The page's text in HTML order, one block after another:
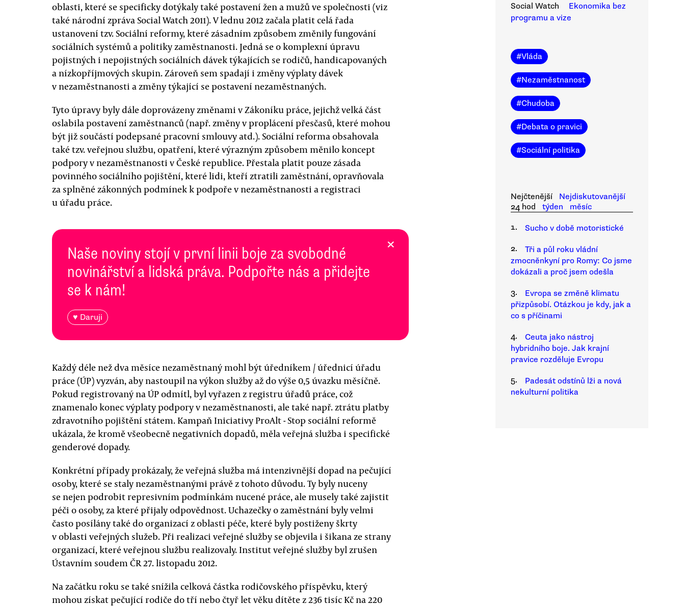
oblasti, které se specificky dotýkaly také postavení žen a mužů ve společnosti (viz
také národní zpráva Social Watch 2011). V lednu 2012 začala platit celá řada
ustanovení tzv. Sociální reformy, které zásadním způsobem změnily fungování
sociálních systémů a politiky zaměstnanosti. Jedná se o komplexní úpravu
pojistných i nepojistných sociálních dávek týkajících se rodičů, handicapovaných
a nízkopříjmových skupin. Zároveň sem spadají i změny výplaty dávek
v nezaměstnanosti a změny týkající se postavení nezaměstnaných.
Tyto úpravy byly dále doprovázeny změnami v Zákoníku práce, jejichž velká část
oslabila postavení zaměstnanců (např. změny v proplácení přesčasů, které mohou
být již součástí podepsané pracovní smlouvy atd.). Sociální reforma obsahovala
také tzv. veřejnou službu, opatření, které výrazným způsobem měnilo koncept
podpory v nezaměstnanosti v České republice. Přestala platit pouze zásada
povinného sociálního pojištění, které lidi, kteří ztratili zaměstnání, opravňovala
za splněné zákonných podmínek k podpoře v nezaměstnanosti a registraci
u úřadu práce.
Naše noviny stojí v první linii boje za svobodné
novinářství a lidská práva. Podpořte nás a přidejte
se k nám!
♥ Daruji
×
Každý déle než dva měsíce nezaměstnaný mohl být úředníkem / úřednicí úřadu
práce (ÚP) vyzván, aby nastoupil na výkon služby až do výše 0,5 úvazku měsíčně.
Pokud registrovaný na ÚP odmítl, byl vyřazen z registru úřadů práce, což
znamenalo konec výplaty podpory v nezaměstnanosti, ale také např. ztrátu platby
zdravotního pojištění státem. Kampaň Iniciativy ProAlt - Stop sociální reformě
ukázala, že kromě všeobecně negativních dopadů, měla veřejná služba i specifické
genderové dopady.
Konkrétní případy prokázaly, že veřejná služba má intenzivnější dopad na pečující
osoby, které se staly nezaměstnanými právě z tohoto důvodu. Ty byly nuceny
se nejen podrobit represivním podmínkám nucené práce, ale musely také zajistit
péči o osoby, za které přijaly odpovědnost. Uchazečky o zaměstnání byly velmi
často posílány také do organizací z oblasti péče, které byly postiženy škrty
v oblasti veřejných služeb. Při realizaci veřejné služby se objevila i šikana ze strany
organizací, které veřejnou službu realizovaly. Institut veřejné služby byl zrušen
Ústavním soudem ČR 27. listopadu 2012.
Na začátku roku se také snížila celková částka rodičovského příspěvku, který
mohou získat pečující rodiče do tří nebo čtyř let věku dítěte z 236 tisíc Kč na 220
Social Watch
Ekonomika bez
programu a vize
#Vláda
#Nezaměstnanost
#Chudoba
#Debata o pravici
#Sociální politika
Nejčtenější
Nejdiskutovanější
24 hod
týden
měsíc
1.
Sucho v době motoristické
2.
Tři a půl roku vládní
zmocněnkyní pro Romy: Co jsme
dokázali a proč jsem odešla
3.
Evropa se změně klimatu
přizpůsobí. Otázkou je kdy, jak a
co s příčinami
4.
Ceuta jako nástroj
hybridního boje. Jak krajní
pravice rozděluje Evropu
5.
Padesát odstínů lži a nová
nekulturní politika